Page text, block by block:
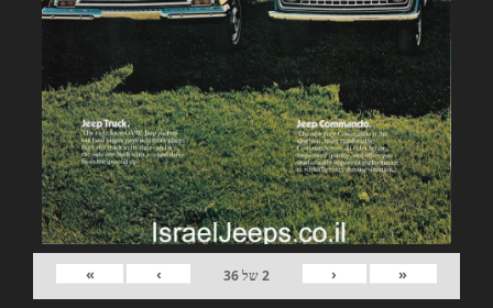
«
‹
2של36
›
»